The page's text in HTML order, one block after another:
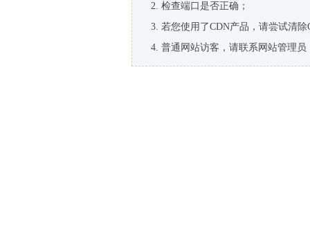
检查端口是否正确；
若您使用了CDN产品，请尝试清除
普通网站访客，请联系网站管理员